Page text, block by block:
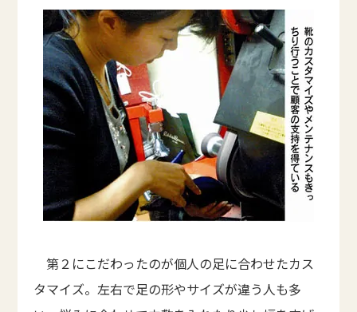
第２にこだわったのが個人の足に合わせたカス
タマイズ。左右で足の形やサイズが違う人も多